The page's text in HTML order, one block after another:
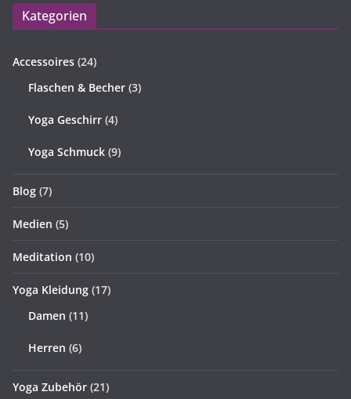
Kategorien
Accessoires (24)
Flaschen & Becher (3)
Yoga Geschirr (4)
Yoga Schmuck (9)
Blog (7)
Medien (5)
Meditation (10)
Yoga Kleidung (17)
Damen (11)
Herren (6)
Yoga Zubehör (21)